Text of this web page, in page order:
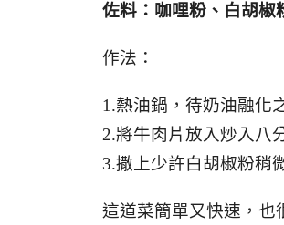
佐料：咖哩粉、白胡椒
作法：
1.熱油鍋，待奶油融化
2.將牛肉片放入炒入八
3.撒上少許白胡椒粉稍
這道菜簡單又快速，也